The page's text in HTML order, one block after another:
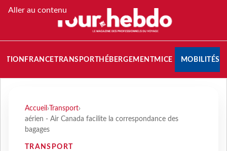
Aller au contenu
FRANCETRANSPORT HÉBERGEMENTMICE MOBILITÉS
Accueil › Transport›
aérien - Air Canada facilite la correspondance des
bagages
TRANSPORT